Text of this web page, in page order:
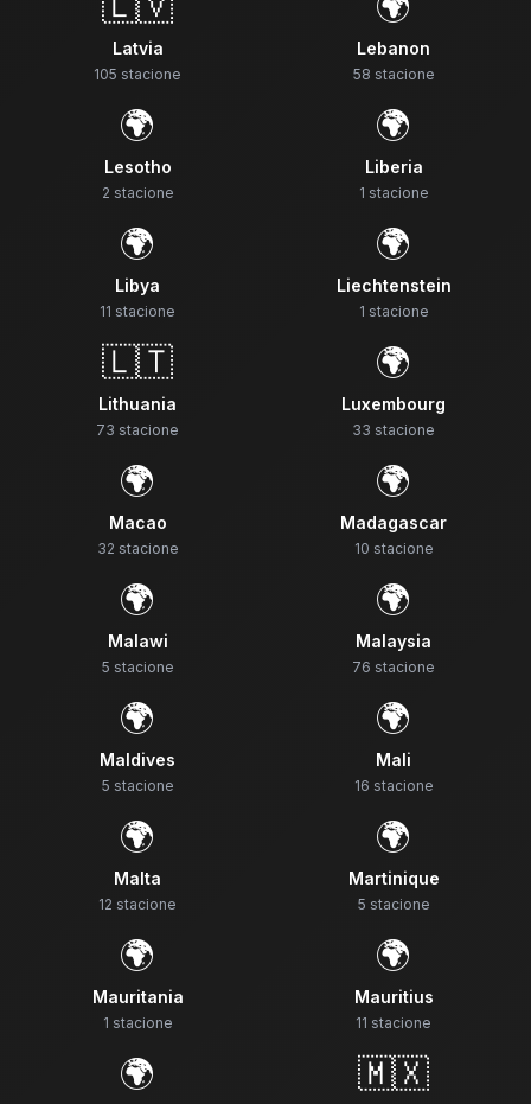
Latvia
105 stacione
Lebanon
58 stacione
🌍
Lesotho
2 stacione
🌍
Liberia
1 stacione
🌍
Libya
11 stacione
🌍
Liechtenstein
1 stacione
🇱🇹
Lithuania
73 stacione
🌍
Luxembourg
33 stacione
🌍
Macao
32 stacione
🌍
Madagascar
10 stacione
🌍
Malawi
5 stacione
🌍
Malaysia
76 stacione
🌍
Maldives
5 stacione
🌍
Mali
16 stacione
🌍
Malta
12 stacione
🌍
Martinique
5 stacione
🌍
Mauritania
1 stacione
🌍
Mauritius
11 stacione
🌍 🇲🇽